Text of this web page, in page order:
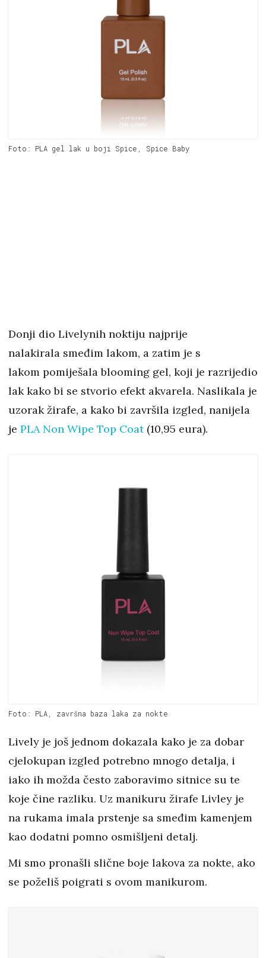
Foto: PLA gel lak u boji Spice, Spice Baby
Donji dio Livelynih noktiju najprije
nalakirala smeđim lakom, a zatim je s
lakom pomiješala blooming gel, koji je razrijedio
lak kako bi se stvorio efekt akvarela. Naslikala je
uzorak žirafe, a kako bi završila izgled, nanijela
je PLA Non Wipe Top Coat(10,95 eura).
Foto: PLA, završna baza laka za nokte
Lively je još jednom dokazala kako je za dobar
cjelokupan izgled potrebno mnogo detalja, i
iako ih možda često zaboravimo sitnice su te
koje čine razliku. Uz manikuru žirafe Livley je
na rukama imala prstenje sa smeđim kamenjem
kao dodatni pomno osmišljeni detalj.
Mi smo pronašli slične boje lakova za nokte, ako
se poželiš poigrati s ovom manikurom.